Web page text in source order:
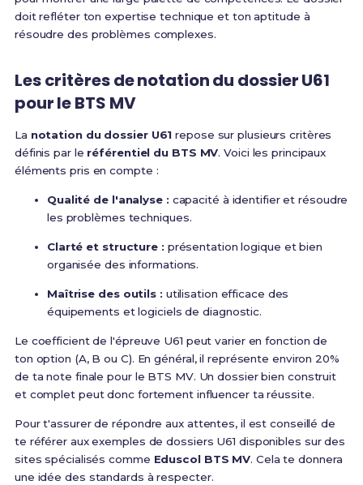
doit refléter ton expertise technique et ton aptitude à
résoudre des problèmes complexes.
Les critères de notation du dossier U61
pour le BTS MV
La notation du dossier U61 repose sur plusieurs critères
définis par le référentiel du BTS MV. Voici les principaux
éléments pris en compte :
Qualité de l'analyse : capacité à identifier et résoudre
les problèmes techniques.
Clarté et structure : présentation logique et bien
organisée des informations.
Maîtrise des outils : utilisation efficace des
équipements et logiciels de diagnostic.
Le coefficient de l'épreuve U61 peut varier en fonction de
ton option (A, B ou C). En général, il représente environ 20%
de ta note finale pour le BTS MV. Un dossier bien construit
et complet peut donc fortement influencer ta réussite.
Pour t'assurer de répondre aux attentes, il est conseillé de
te référer aux exemples de dossiers U61 disponibles sur des
sites spécialisés comme Eduscol BTS MV. Cela te donnera
une idée des standards à respecter.